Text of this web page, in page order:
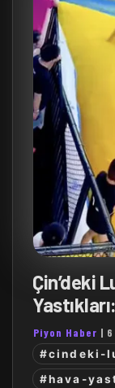
Çin’deki
Piyon Haber |
#cindeki-
#hava-